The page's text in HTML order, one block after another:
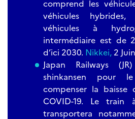
comprend les
véhicules
véhicules à
intermédiaire est de
d’ici 2030. Nikkei, 2
Japan Railways
shinkansen
compenser la
COVID-19. Le train
transportera